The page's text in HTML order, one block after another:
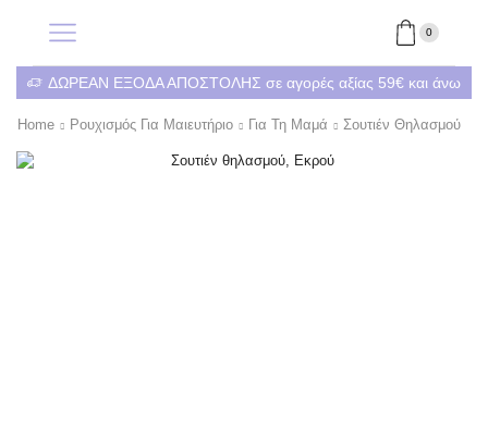
0
ΔΩΡΕΑΝ ΕΞΟΔΑ ΑΠΟΣΤΟΛΗΣ σε αγορές αξίας 59€ και άνω
Home Ρουχισμός Για Μαιευτήριο Για Τη Μαμά Σουτιέν Θηλασμού